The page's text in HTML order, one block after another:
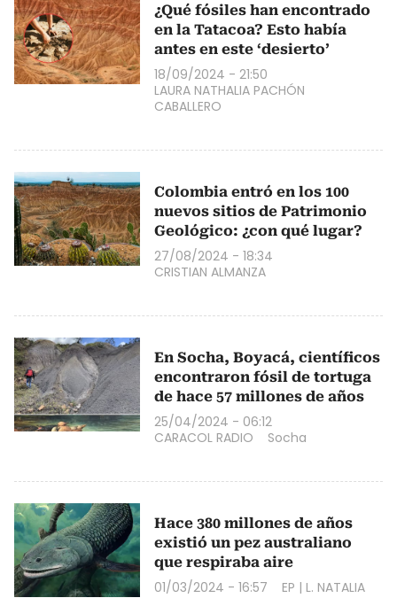
¿Qué fósiles han encontrado
en la Tatacoa? Esto había
antes en este ‘desierto’
18/09/2024 - 21:50
LAURA NATHALIA PACHÓN
CABALLERO
Colombia entró en los 100
nuevos sitios de Patrimonio
Geológico: ¿con qué lugar?
27/08/2024 - 18:34
CRISTIAN ALMANZA
En Socha, Boyacá, científicos
encontraron fósil de tortuga
de hace 57 millones de años
25/04/2024 - 06:12
CARACOL RADIO
Socha
Hace 380 millones de años
existió un pez australiano
que respiraba aire
01/03/2024 - 16:57 EP | L. NATALIA